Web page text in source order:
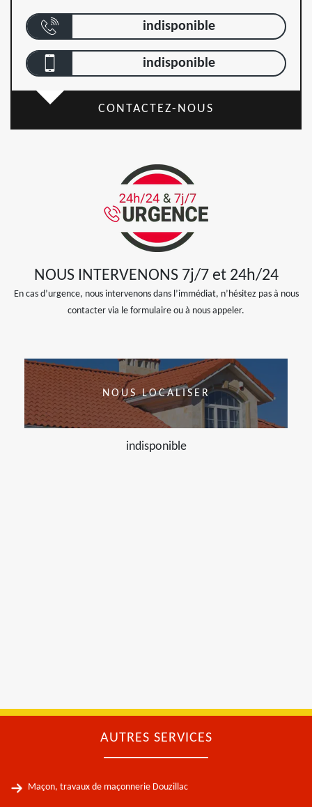
indisponible
indisponible
CONTACTEZ-NOUS
NOUS INTERVENONS 7j/7 et 24h/24
En cas d’urgence, nous intervenons dans l’immédiat, n’hésitez pas à nous
contacter via le formulaire ou à nous appeler.
NOUS LOCALISER
indisponible
AUTRES SERVICES
Maçon, travaux de maçonnerie Douzillac